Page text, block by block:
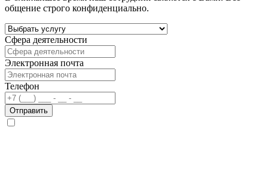
общение строго конфиденциально.
Сфера деятельности
Электронная почта
Телефон
Отправить